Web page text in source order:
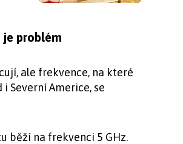
je problém
ale frekvence, na které
Severní Americe, se
běží na frekvenci 5 GHz.